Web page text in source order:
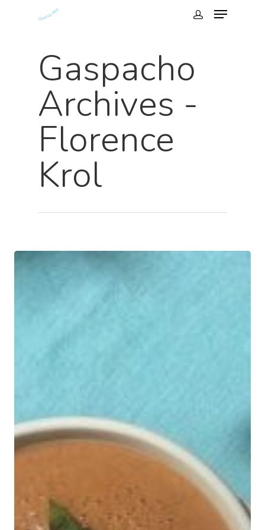
Hit enter to search or ESC to close
Gaspacho
Archives -
Florence
Krol
INDIVIDUEL
INVITE-MOI